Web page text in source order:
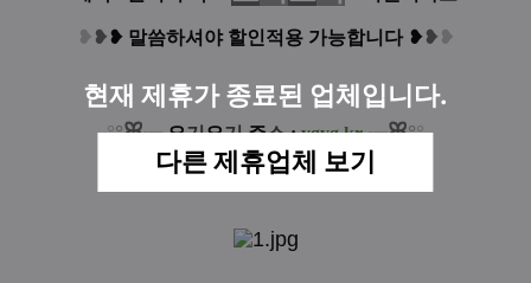
현재 제휴가 종료된 업체입니다.
다른 제휴업체 보기
❥ ❥❥ 말씀하셔야 할인적용 가능합니다 ❥❥ ❥
°°ꕤ┈요기요기주소: ygyg.kr ┈ꕤ°°